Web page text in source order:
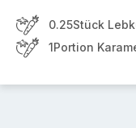
0.25Stück
1Portion